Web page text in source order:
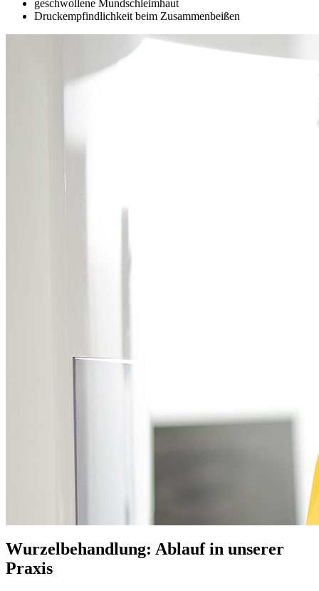
geschwollene Mundschleimhaut
Druckempfindlichkeit beim Zusammenbeißen
Wurzelbehandlung: Ablauf in unserer
Praxis